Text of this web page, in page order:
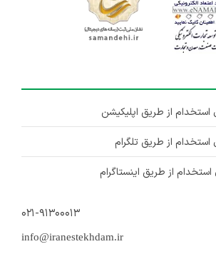
از طریق اپلیکیشن
از طریق تلگرام
از طریق اینستاگرام
۰۲۱-۹۱۳۰۰۰۱۳
info@iranestekhdam.ir